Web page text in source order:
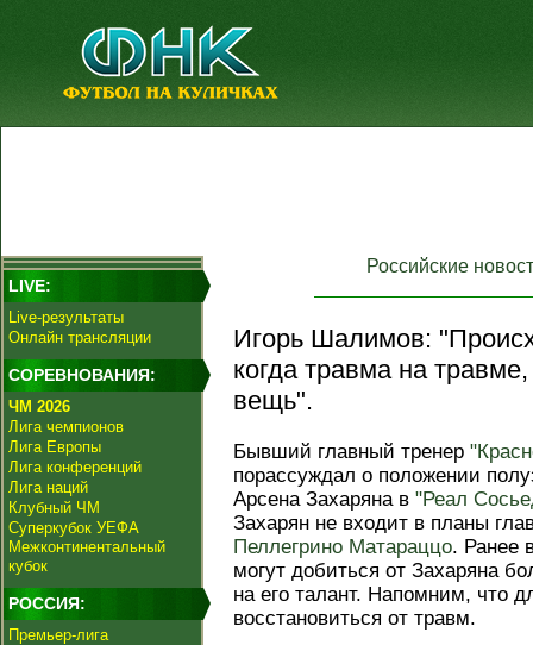
LIVE:
Live-результаты
Онлайн трансляции
СОРЕВНОВАНИЯ:
ЧМ 2026
Лига чемпионов
Лига Европы
Лига конференций
Лига наций
Клубный ЧМ
Суперкубок УЕФА
Межконтинентальный
кубок
РОССИЯ:
Премьер-лига
Российские
Игорь Шалимов:
когда травма на
вещь".
Бывший главный тренер
порассуждал о положении
Арсена Захаряна в "Реал
Захарян не входит в планы
Пеллегрино Матараццо. Ранее
могут добиться от Захаряна
на его талант. Напомним, что
восстановиться от травм.